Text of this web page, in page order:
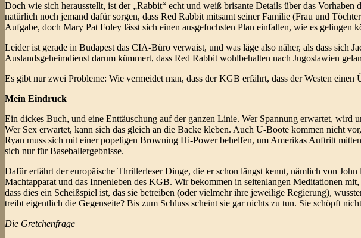
Doch wie sich herausstellt, ist der „Rabbit“ echt und weiß brisante Details über das
natürlich noch jemand dafür sorgen, dass Red Rabbit mitsamt seiner Familie (Frau und
Aufgabe, doch Mary Pat Foley lässt sich einen ausgefuchsten Plan einfallen, wie es gelingen
Leider ist gerade in Budapest das CIA-Büro verwaist, und was läge also näher, als dass sich
Auslandsgeheimdienst darum kümmert, dass Red Rabbit wohlbehalten nach Jugoslawien
Es gibt nur zwei Probleme: Wie vermeidet man, dass der KGB erfährt, dass der Westen
Mein Eindruck
Ein dickes Buch, und eine Enttäuschung auf der ganzen Linie. Wer Spannung erwartet, wird
Wer Sex erwartet, kann sich das gleich an die Backe kleben. Auch U-Boote kommen nicht
Ryan muss sich mit einer popeligen Browning Hi-Power behelfen, um Amerikas Auftritt
sich nur für Baseballergebnisse.
Dafür erfährt der europäische Thrillerleser Dinge, die er schon längst kennt, nämlich von
Machtapparat und das Innenleben des KGB. Wir bekommen in seitenlangen Meditationen
dass dies ein Scheißspiel ist, das sie betreiben (oder vielmehr ihre jeweilige Regierung),
treibt eigentlich die Gegenseite? Bis zum Schluss scheint sie gar nichts zu tun. Sie schöpft
Die Gretchenfrage